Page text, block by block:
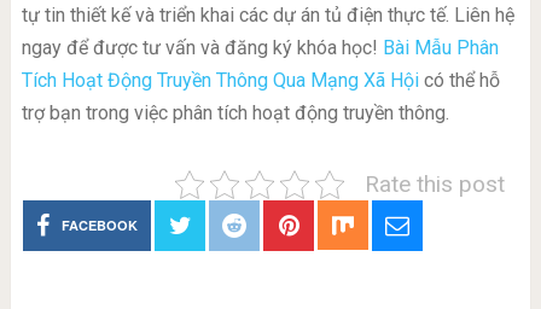
tự tin thiết kế và triển khai các dự án tủ điện thực tế. Liên hệ
ngay để được tư vấn và đăng ký khóa học! Bài Mẫu Phân
Tích Hoạt Động Truyền Thông Qua Mạng Xã Hộicó thể hỗ
trợ bạn trong việc phân tích hoạt động truyền thông.
Rate this post
FACEBOOK